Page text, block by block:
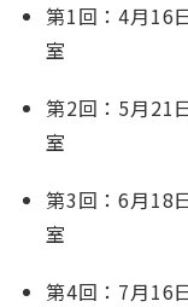
第1回：4月16
室
第2回：5月21
室
第3回：6月18
室
第4回：7月16